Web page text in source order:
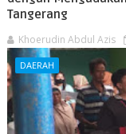
Tangerang
Khoerudin Abdul Azis
DAERAH